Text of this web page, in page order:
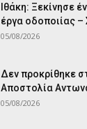
Ιθάκη: Ξεκίνησε
έργα οδοποιίας –
05/08/2026
Δεν προκρίθηκε
Αποστολία
05/08/2026